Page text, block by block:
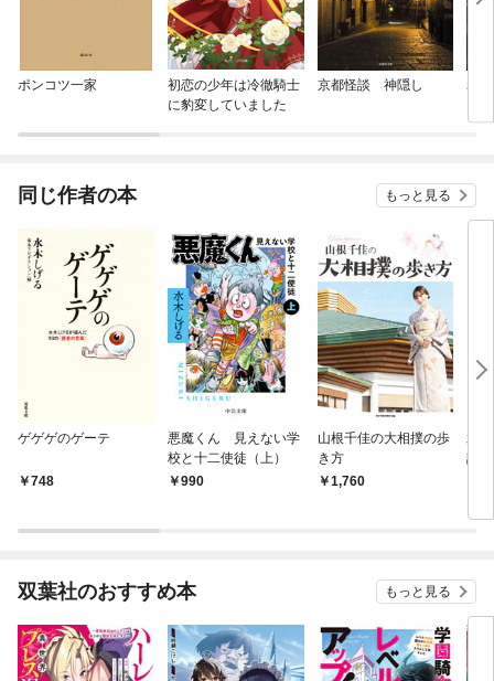
ポンコツ一家
初恋の少年は冷徹騎士
に豹変していました
京都怪談 神隠し 岩
同じ作者の本 もっと見る
ゲゲゲのゲーテ
748
悪魔くん 見えない学
校と十二使徒（上）
990
山根千佳の大相撲の歩
き方
1,760
水
記
双葉社のおすすめ本 もっと見る